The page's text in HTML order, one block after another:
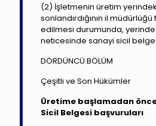
(2) İşletmenin üretim
sonlandırdığının il
edilmesi durumunda,
neticesinde sanayi sicil
DÖRDÜNCÜ BÖLÜM
Çeşitli ve Son Hükümler
Üretime başlamadan
Sicil Belgesi başvuruları